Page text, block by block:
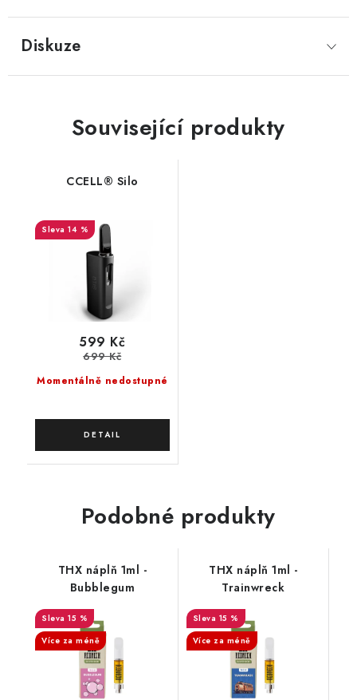
Diskuze
Související produkty
CCELL® Silo
14 %
Momentálně nedostupné
599 Kč
699 Kč
Podobné produkty
THX náplň 1ml -
Bubblegum
15 %
Více za méně
THX náplň 1ml -
Trainwreck
15 %
Více za méně